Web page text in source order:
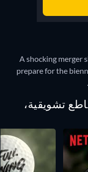
A shocking merger
prepare for the
تشويقية،